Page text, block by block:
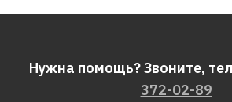
Нужна помощь? Звоните,
372-02-89